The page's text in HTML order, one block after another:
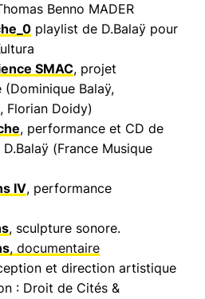
Benno MADER
playlist de D.Balaÿ pour
SMAC, projet
Balaÿ,
Florian Doidy)
, performance et CD de
(France Musique
IV, performance
, sculpture sonore.
, documentaire
et direction artistique
: Droit de Cités &